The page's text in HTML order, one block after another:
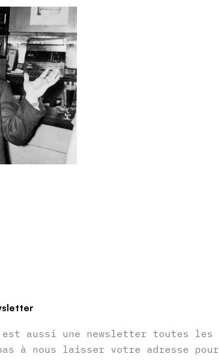
aussi une newsletter toutes les
à nous laisser votre adresse pour